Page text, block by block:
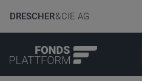
DRESCHER& CIE AG